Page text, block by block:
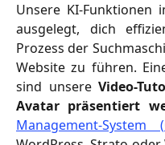
Unsere KI-Funktionen
ausgelegt, dich
Prozess der
Website zu führen.
sind unsereVideo-
Avatar präsentiert
Management-System